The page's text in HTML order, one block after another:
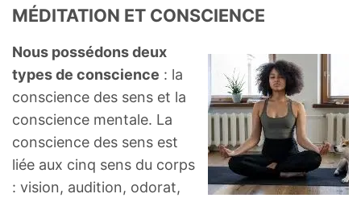
MÉDITATION ET CONSCIENCE
Nous possédons deux
types de conscience : la
conscience des sens et la
conscience mentale. La
conscience des sens est
liée aux cinq sens du corps
: vision, audition, odorat,